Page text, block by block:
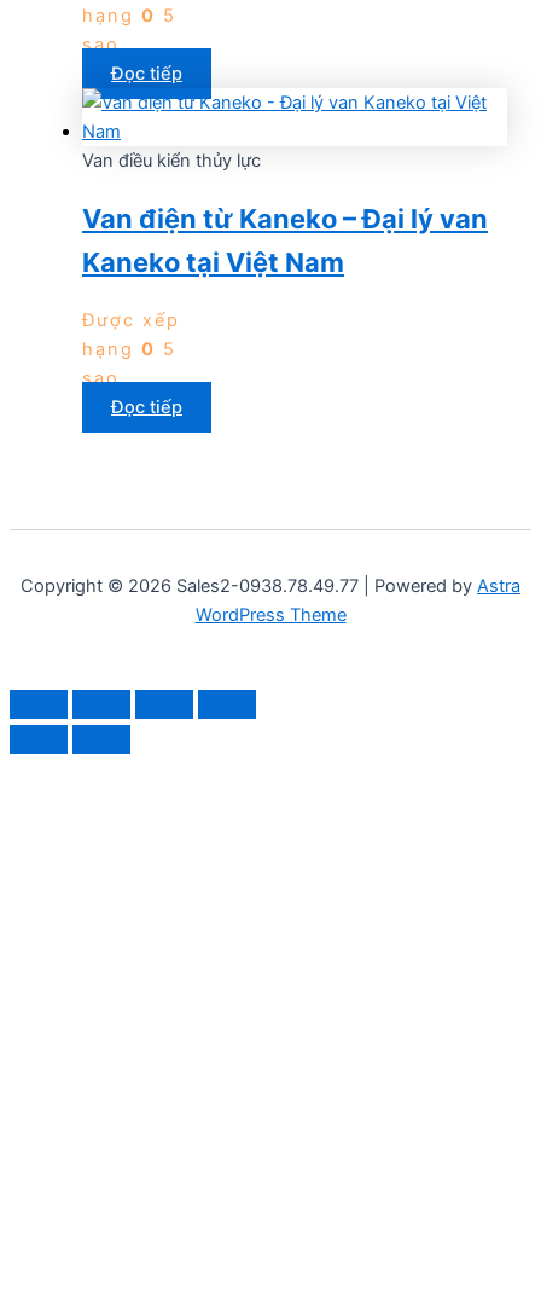
hạng 0 5
sao
Đọc tiếp
Van điều kiển thủy lực
Van điện từ Kaneko – Đại lý van
Kaneko tại Việt Nam
Được xếp
hạng 0 5
sao
Đọc tiếp
Copyright © 2026 Sales2-0938.78.49.77 | Powered by Astra
WordPress Theme